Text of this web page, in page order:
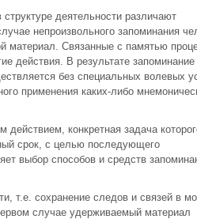
деятельности различают
непроизвольного запоминания
материал. Связанные с памятью
действия. В результате запоминание
без специальных волевых
применения каких-либо
конкретная задача
срок, с целью последующего
выбор способов и средств
т.е. сохранение следов и связей в
случае удерживаемый материал